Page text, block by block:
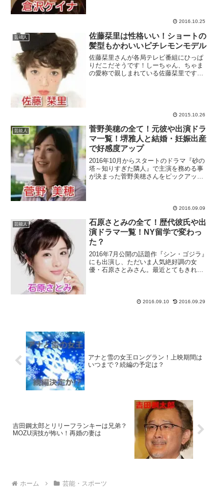
2016.10.25
芸能人
佐藤栞里は性格いい！ショートの
髪型もかわいいピチレモンモデル
佐藤栞里さんが各局テレビ番組にひっぱ
りだこだそうです！しーちゃん、ちゃま
の愛称で親しまれている佐藤栞里です
2015.10.26
芸能人
菅野美穂の全て！元彼や出演ドラ
マ一覧！堺雅人と結婚・妊娠出産
で好感度アップ
2016年10月からスタートのドラマ『砂の
塔～知りすぎた隣人』で主演を務める事
が決まった菅野美穂さんをピックアッ
2016.09.09
芸能人
石原さとみの全て！歴代彼氏や出
演ドラマ一覧！NY留学で変わっ
た？
2016年7月公開の話題作『シン・ゴジラ』
にも出演し、ただいま人気絶好調の女
優・石原さとみさん。最近とてもきれい
ィール芸名：石原さとみ...
2016.09.10 2016.09.29
アナと雪の女王ロングラン！上映期間は
いつまで？続編の予定は？
吉田鋼太郎とリリーフランキーは兄弟？
MOZU演技が怖い！再婚の妻は
ホーム 芸能・スポーツ